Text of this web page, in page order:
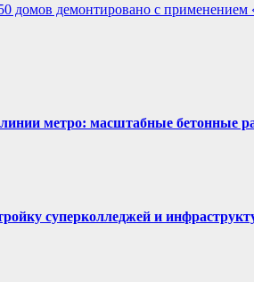
домов демонтировано с
метро: масштабные бетонные
суперколледжей и